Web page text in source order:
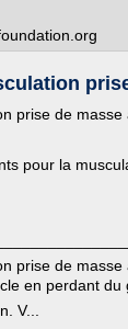
prise de masse
pour la
prise de
en perdant
V...